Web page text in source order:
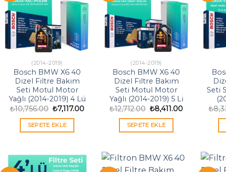
(2014-2019)
Bosch BMW X6 40
Dizel Filtre Bakım
Seti Motul Motor
Yağlı (2014-2019) 4 Lü
₺10,756.00 Orijinal
fiyat:
₺10,756.00.
₺7,117.00Şu
SEPETE EKLE
(2014-2019)
Bosch BMW X6 40
Dizel Filtre Bakım
Seti Motul Motor
Yağlı (2014-2019) 5 Li
₺12,712.00 Orijinal
fiyat:
₺12,712.00.
₺8,411.00Şu
SEPETE EKLE
Seti
₺